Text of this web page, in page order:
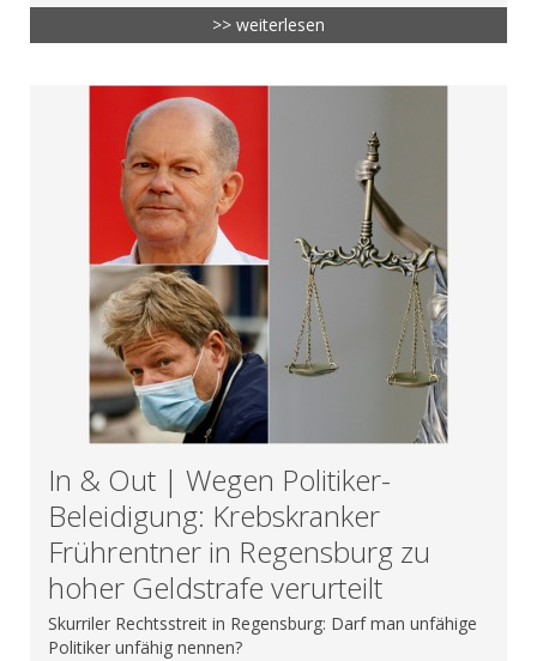
>> weiterlesen
In & Out | Wegen Politiker-
Beleidigung: Krebskranker
Frührentner in Regensburg zu
hoher Geldstrafe verurteilt
Skurriler Rechtsstreit in Regensburg: Darf man unfähige
Politiker unfähig nennen?